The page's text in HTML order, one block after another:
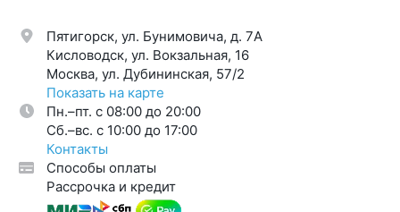
Пятигорск, ул. Бунимовича, д. 7A
Кисловодск, ул. Вокзальная, 16
Москва, ул. Дубининская, 57/2
Показать на карте
Пн.–пт. с 08:00 до 20:00
Cб.–вс. с 10:00 до 17:00
Контакты
Способы оплаты
Рассрочка и кредит